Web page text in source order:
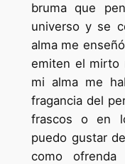
bruma que
universo y se
alma me
emiten el mirto
mi alma me
fragancia del
frascos o en
puedo gustar
como